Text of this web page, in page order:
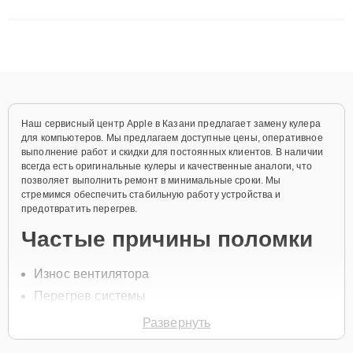
Наш сервисный центр Apple в Казани предлагает замену кулера
для компьютеров. Мы предлагаем доступные цены, оперативное
выполнение работ и скидки для постоянных клиентов. В наличии
всегда есть оригинальные кулеры и качественные аналоги, что
позволяет выполнить ремонт в минимальные сроки. Мы
стремимся обеспечить стабильную работу устройства и
предотвратить перегрев.
Частые причины поломки
Износ вентилятора
Перегрев системы
Неисправности подшипников
Развернуть